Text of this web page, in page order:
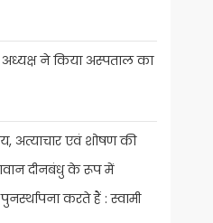
ने किया अस्पताल का
अत्याचार एवं शोषण की
दीनबंधु के रूप में
करते हैं : स्वामी